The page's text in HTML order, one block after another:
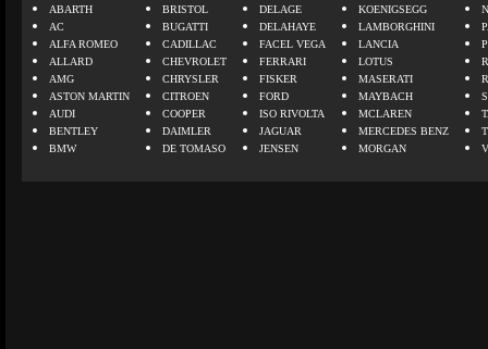
ABARTH
AC
ALFA ROMEO
ALLARD
AMG
ASTON MARTIN
AUDI
BENTLEY
BMW
BRISTOL
BUGATTI
CADILLAC
CHEVROLET
CHRYSLER
CITROEN
COOPER
DAIMLER
DE TOMASO
DELAGE
DELAHAYE
FACEL VEGA
FERRARI
FISKER
FORD
ISO RIVOLTA
JAGUAR
JENSEN
KOENIGSEGG
LAMBORGHINI
LANCIA
LOTUS
MASERATI
MAYBACH
MCLAREN
MERCEDES BENZ
MORGAN